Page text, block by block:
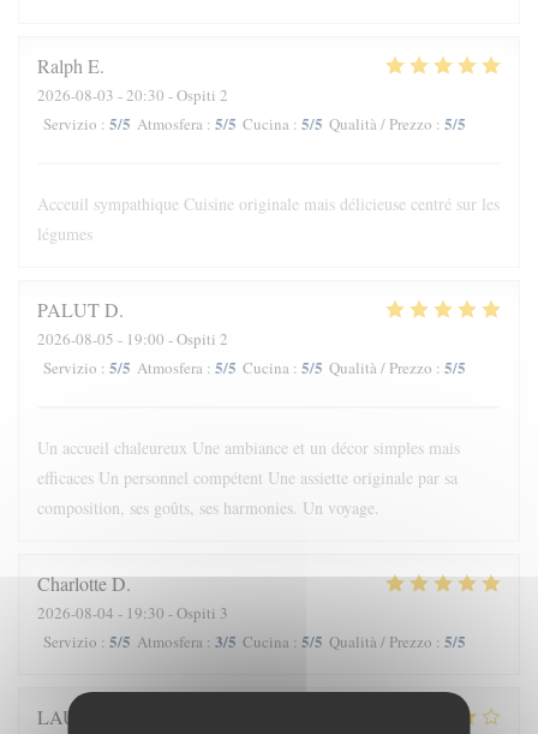
Ralph E
2026-08-03 - 20:30 - Ospiti 2
Servizio : 5/5 Atmosfera : 5/5 Cucina : 5/5 Qualità / Prezzo : 5/5
Acceuil sympathique Cuisine originale mais délicieuse centré sur les
légumes
PALUTD
2026-08-05 - 19:00 - Ospiti 2
Servizio : 5/5 Atmosfera : 5/5 Cucina : 5/5 Qualità / Prezzo : 5/5
Un accueil chaleureux Une ambiance et un décor simples mais
efficaces Un personnel compétent Une assiette originale par sa
composition, ses goûts, ses harmonies. Un voyage.
CharlotteD
2026-08-04 - 19:30 - Ospiti 3
Servizio : 5/5 Atmosfera : 3/5 Cucina : 5/5 Qualità / Prezzo : 5/5
LAURENT